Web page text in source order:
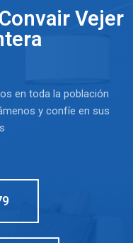
Vejer
en toda la población
y confíe en sus